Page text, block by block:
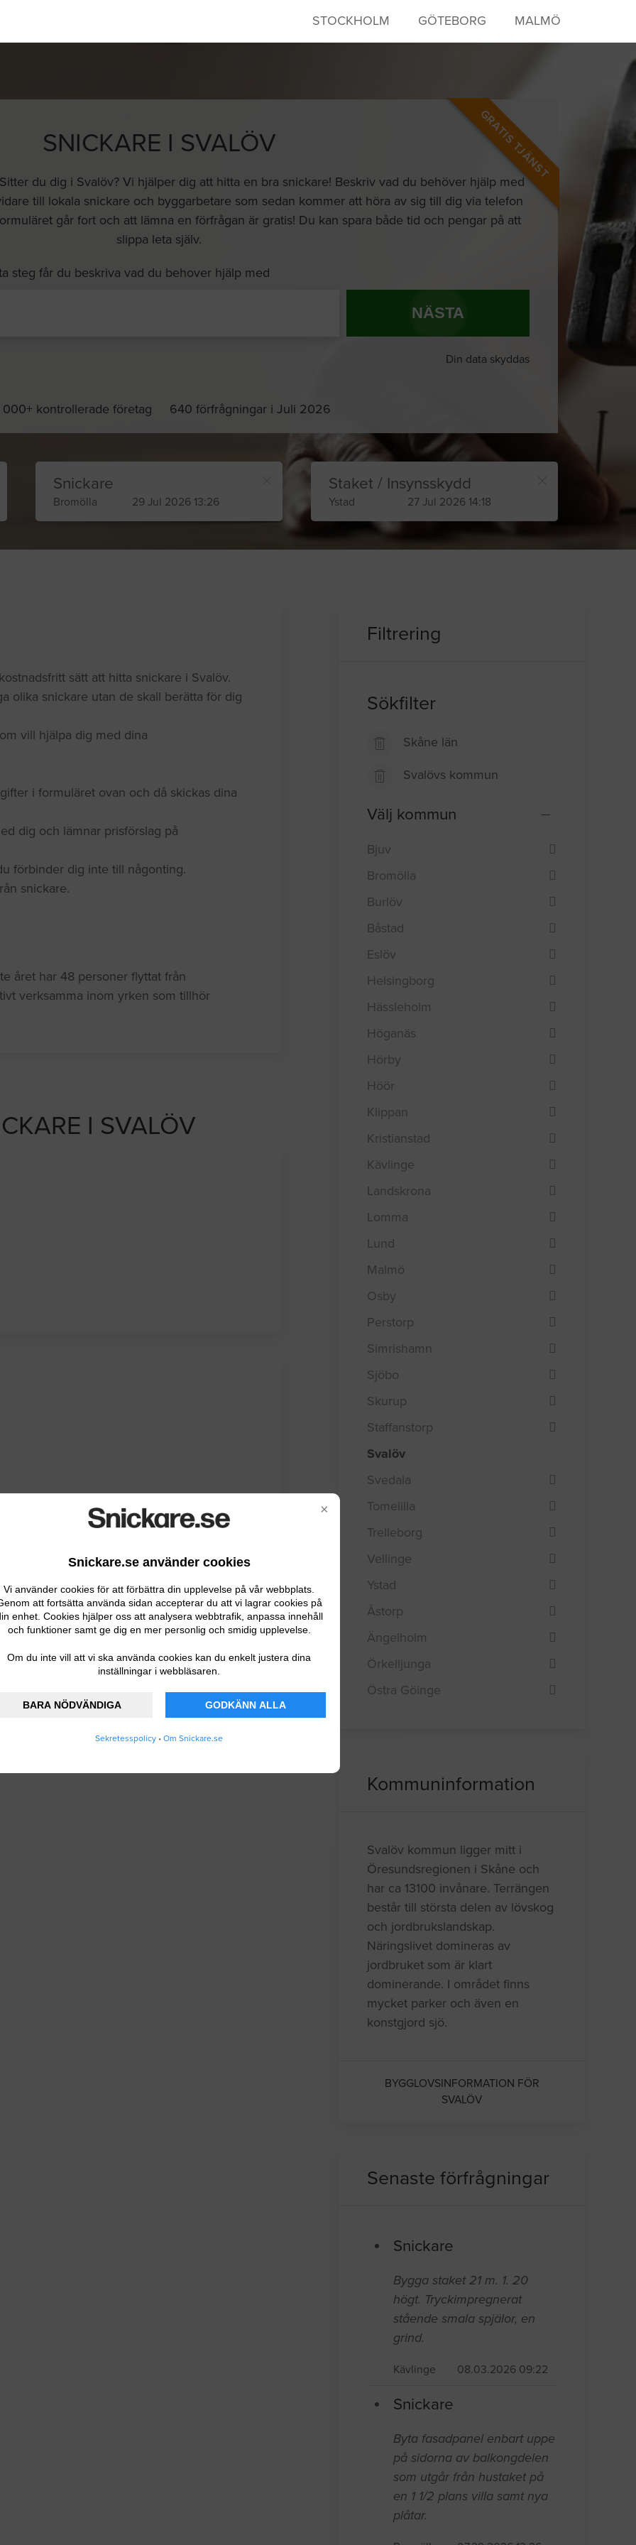
×
Snickare.se använder cookies
Vi använder cookies för att förbättra din upplevelse på vår webbplats.
att fortsätta använda sidan accepterar du att vi lagrar cookies på
enhet. Cookies hjälper oss att analysera webbtrafik, anpassa innehåll
och funktioner samt ge dig en mer personlig och smidig upplevelse.
Om du inte vill att vi ska använda cookies kan du enkelt justera dina
inställningar i webbläsaren.
BARA NÖDVÄNDIGA GODKÄNN ALLA
Sekretesspolicy • Om Snickare.se
STOCKHOLM GÖTEBORG MALMÖ
GRATIS TJÄNST
SNICKARE I SVALÖV
du dig i Svalöv? Vi hjälper dig att hitta en bra snickare! Beskriv vad du behöver hjälp med
till lokala snickare och byggarbetare som sedan kommer att höra av sig till dig via telefon
går fort och att lämna en förfrågan är gratis! Du kan spara både tid och pengar på att
slippa leta själv.
steg får du beskriva vad du behover hjälp med
NÄSTA
Din data skyddas
000+ kontrollerade företag 640 förfrågningar i Juli 2026
Snickare
Bromölla 29 Jul 2026 13:26
Staket / Insynsskydd
Ystad 27 Jul 2026 14:18
sätt att hitta snickare i Svalöv.
olika snickare utan de skall berätta för dig
vill hjälpa dig med dina
i formuläret ovan och då skickas dina
dig och lämnar prisförslag på
förbinder dig inte till någonting.
snickare.
året har 48 personer flyttat från
verksamma inom yrken som tillhör
I SVALÖV
FÖRETAG
Filtrering
Sökfilter
Skåne län
Svalövs kommun
Välj kommun
Bjuv
Bromölla
Burlöv
Båstad
Eslöv
Helsingborg
Hässleholm
Höganäs
Hörby
Höör
Klippan
Kristianstad
Kävlinge
Landskrona
Lomma
Lund
Malmö
Osby
Perstorp
Simrishamn
Sjöbo
Skurup
Staffanstorp
Svalöv
Svedala
Tomelilla
Trelleborg
Vellinge
Ystad
Åstorp
Ängelholm
Örkelljunga
Östra Göinge
Kommuninformation
Svalöv kommun ligger mitt i
Öresundsregionen i Skåne och
har ca 13100 invånare. Terrängen
består till största delen av lövskog
och jordbrukslandskap.
Näringslivet domineras av
jordbruket som är klart
dominerande. I området finns
mycket parker och även en
konstgjord sjö.
BYGGLOVSINFORMATION FÖR
SVALÖV
Senaste förfrågningar
Snickare
Bygga staket 21 m. 1. 20
högt. Tryckimpregnerat
stående smala spjälor, en
grind.
Kävlinge 08.03.2026 09:22
Snickare
Byta fasadpanel enbart uppe
på sidorna av balkongdelen
som utgår från hustaket på
en 1 1/2 plans villa samt nya
plåtar.